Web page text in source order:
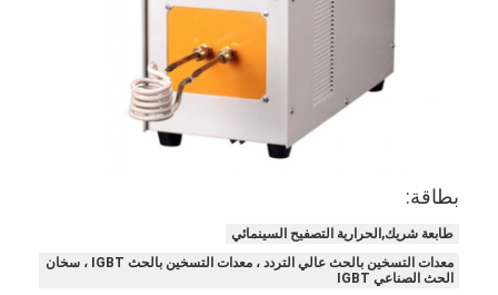
جولة في المعمل
حالات
بطاقة:
طابعة شريك,الحرارية التصفيح السينمائي
معدات التسخين بالحث عالي التردد ، معدات التسخين بالحث IGBT ، سخان
الحث الصناعي IGBT